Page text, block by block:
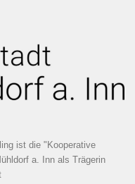
ist die "Kooperative
a. Inn als Trägerin